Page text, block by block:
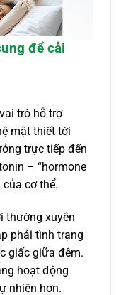
để cải
trò hỗ trợ
mật thiết tới
trực tiếp đến
– “hormone
cơ thể.
thường xuyên
phải tình trạng
giấc giữa đêm.
hoạt động
nhiên hơn.